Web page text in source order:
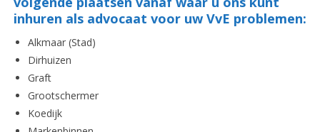
inhuren als advocaat voor uw VvE problemen:
Alkmaar (Stad)
Dirhuizen
Graft
Grootschermer
Koedijk